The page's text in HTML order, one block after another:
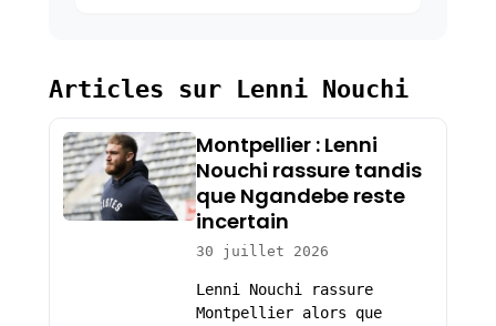
Articles sur Lenni Nouchi
Montpellier : Lenni
Nouchi rassure tandis
que Ngandebe reste
incertain
30 juillet 2026
Lenni Nouchi rassure
Montpellier alors que